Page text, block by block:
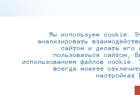
+7 (495) 737-6192, 8-
practice@infotecs.ru,
127273, г. Москва, Отрадная
Мы используем cookie.
анализировать
сайтом и делать его
пользоваться сайтом,
использованием файлов
всегда можете
настройках